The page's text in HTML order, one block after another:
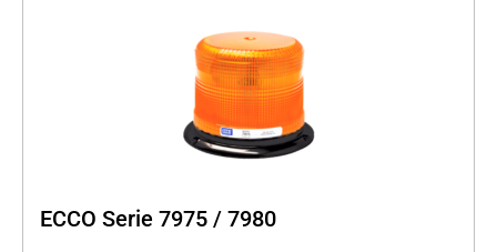
ECCO Serie 7975 / 7980